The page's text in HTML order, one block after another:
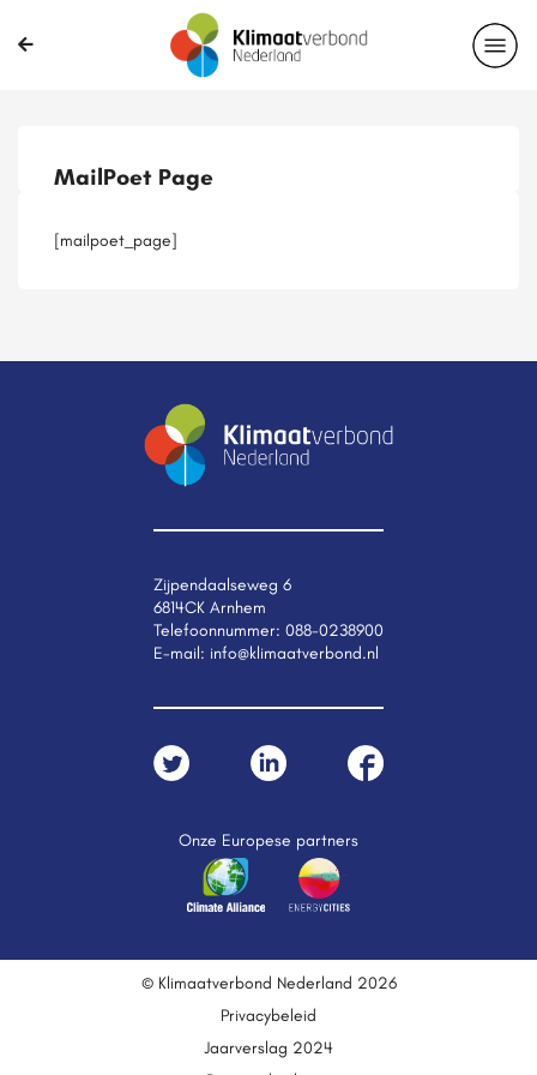
Casussen
MailPoet Page
[mailpoet_page]
Zijpendaalseweg 6
6814CK Arnhem
Telefoonnummer: 088-0238900
E-mail: info@klimaatverbond.nl
Onze Europese partners
© Klimaatverbond Nederland 2026
Privacybeleid
Jaarverslag 2024